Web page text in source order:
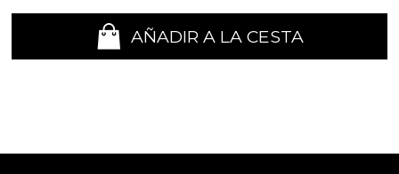
AÑADIR A LA CESTA